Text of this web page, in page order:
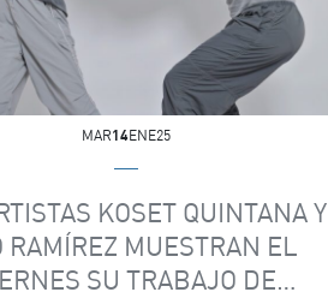
MAR14ENE25
KOSET QUINTANA Y
RAMÍREZ MUESTRAN EL
SU TRABAJO DE